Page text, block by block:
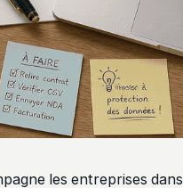
les entreprises